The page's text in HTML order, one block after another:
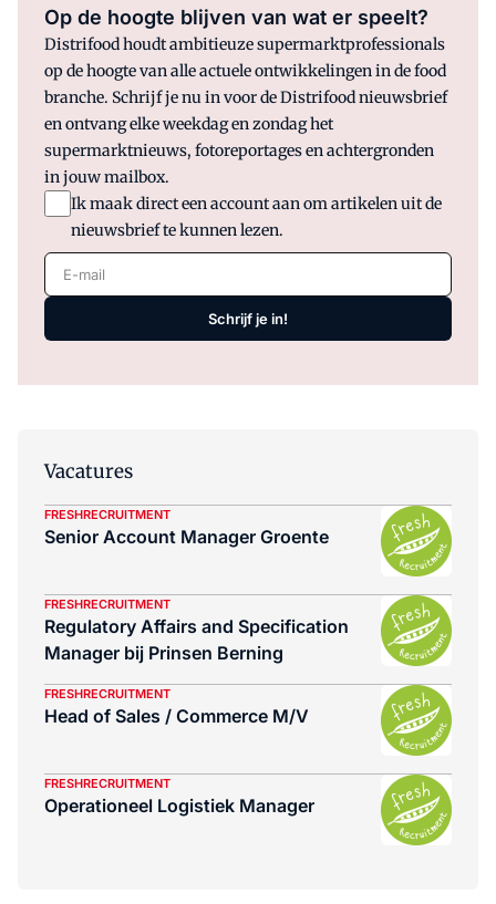
van het Industributie-onderzoek. In
deze podcast gaan host Annemarie
Brüning en hoofdredacteur Peter
Garstenveld in gesprek met de
genomineerden.
Op de hoogte blijven van wat er speelt?
Distrifood houdt ambitieuze supermarktprofessionals
op de hoogte van alle actuele ontwikkelingen in de food
branche. Schrijf je nu in voor de Distrifood nieuwsbrief
en ontvang elke weekdag en zondag het
supermarktnieuws, fotoreportages en achtergronden
in jouw mailbox.
Ik maak direct een account aan om artikelen uit de
nieuwsbrief te kunnen lezen.
E-mail
Schrijf je in!
Vacatures
FRESHRECRUITMENT
Senior Account Manager Groente
FRESHRECRUITMENT
Regulatory Affairs and Specification
Manager bij Prinsen Berning
FRESHRECRUITMENT
Head of Sales / Commerce M/V
FRESHRECRUITMENT
Operationeel Logistiek Manager